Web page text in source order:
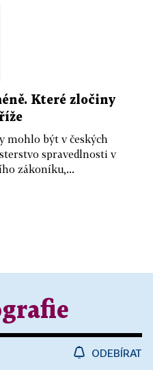
Které zločiny
mohlo být v českých
spravedlnosti v
zákoníku,...
ODEBÍRAT